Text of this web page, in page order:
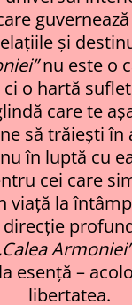
și
nu este o
o hartă
care te
să trăiești în
nu în luptă cu
cei care
viață la
Armoniei”
esență –
libertatea.